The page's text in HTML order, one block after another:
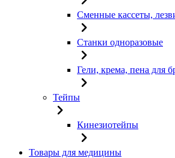
Сменные кассеты,
Станки одноразовые
Гели, крема, пена для
Тейпы
Кинезиотейпы
Товары для медицины